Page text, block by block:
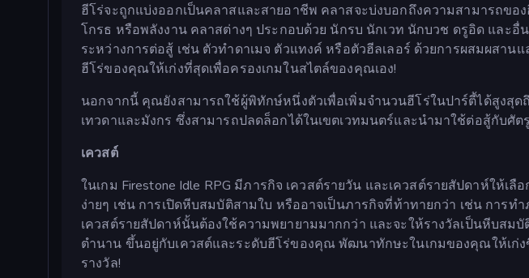
ฮีโร่จะถูกแบ่งออกเป็นคลาสและสายอาชีพ คลาสจะบ่งบอกถึงความสามารถขอ
โกรธ หรือพลังงาน คลาสต่างๆ ประกอบด้วย นักรบ นักเวท นักบวช ดรูอิด แล
ระหว่างการต่อสู้ เช่น ตัวทำดาเมจ ตัวแทงค์ หรือตัวฮีลเลอร์ ด้วยการผสมผส
ฮีโร่ของคุณให้เก่งที่สุดเพื่อครองเกมในสไตล์ของคุณเอง!
นอกจากนี้ คุณยังสามารถใช้ผู้พิทักษ์หนึ่งตัวเพื่อเพิ่มจำนวนฮีโร่ในปาร์ตี้ได้สูงสุ
เทวดาและมังกร ซึ่งสามารถปลดล็อกได้ในเขตเวทมนตร์และนำมาใช้ต่อสู้กับศั
เควสต์
ในเกม Firestone Idle RPG มีภารกิจ เควสต์รายวัน และเควสต์รายสัปดาห์ให้เ
ง่ายๆ เช่น การเปิดหีบสมบัติสามใบ หรืออาจเป็นภารกิจที่ท้าทายกว่า เช่น การท
เควสต์รายสัปดาห์นั้นต้องใช้ความพยายามมากกว่า และจะให้รางวัลเป็นหีบสม
ตำนาน ขึ้นอยู่กับเควสต์และระดับฮีโร่ของคุณ พัฒนาทักษะในเกมของคุณให้เก่ง
รางวัล!